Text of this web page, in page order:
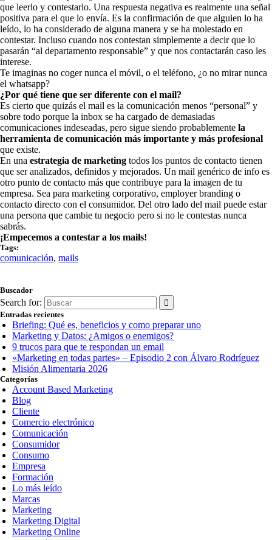
que leerlo y contestarlo. Una respuesta negativa es realmente una señal
positiva para el que lo envía. Es la confirmación de que alguien lo ha
leído, lo ha considerado de alguna manera y se ha molestado en
contestar. Incluso cuando nos contestan simplemente a decir que lo
pasarán “al departamento responsable” y que nos contactarán caso les
interese.
Te imaginas no coger nunca el móvil, o el teléfono, ¿o no mirar nunca
el whatsapp?
¿Por qué tiene que ser diferente con el mail?
Es cierto que quizás el mail es la comunicación menos “personal” y
sobre todo porque la inbox se ha cargado de demasiadas
comunicaciones indeseadas, pero sigue siendo probablemente la
herramienta de comunicación más importante y más profesional
que existe.
En una estrategia de marketing todos los puntos de contacto tienen
que ser analizados, definidos y mejorados. Un mail genérico de info es
otro punto de contacto más que contribuye para la imagen de tu
empresa. Sea para marketing corporativo, employer branding o
contacto directo con el consumidor. Del otro lado del mail puede estar
una persona que cambie tu negocio pero si no le contestas nunca
sabrás.
¡Empecemos a contestar a los mails!
Tags:
comunicación, mails
Buscador
Search for:
Entradas recientes
Briefing: Qué es, beneficios y como preparar uno
Marketing y Datos: ¿Amigos o enemigos?
9 trucos para que te respondan un email
«Marketing en todas partes» – Episodio 2 con Álvaro Rodríguez
Misión Alimentaria 2026
Categorías
Account Based Marketing
Blog
Cliente
Comercio electrónico
Comunicación
Consumidor
Consumo
Empresa
Formación
Lo más leído
Marcas
Marketing
Marketing Digital
Marketing Online